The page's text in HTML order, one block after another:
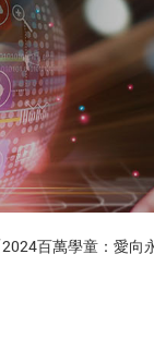
百萬學童：愛向